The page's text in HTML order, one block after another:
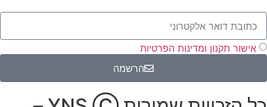
אישור תקנון ומדינות הפרטיות
הרשמה